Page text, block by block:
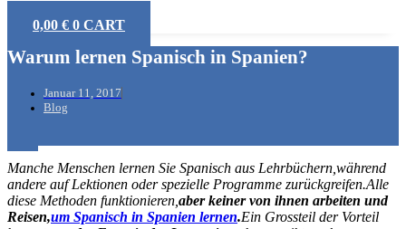
0,00 € 0 CART
Warum lernen Spanisch in Spanien?
Januar 11, 2017
Blog
Manche Menschen lernen Sie Spanisch aus Lehrbüchern,während
andere auf Lektionen oder spezielle Programme zurückgreifen.Alle
diese Methoden funktionieren, aber keiner von ihnen arbeiten und
Reisen,um Spanisch in Spanien lernen.Ein Grossteil der Vorteil